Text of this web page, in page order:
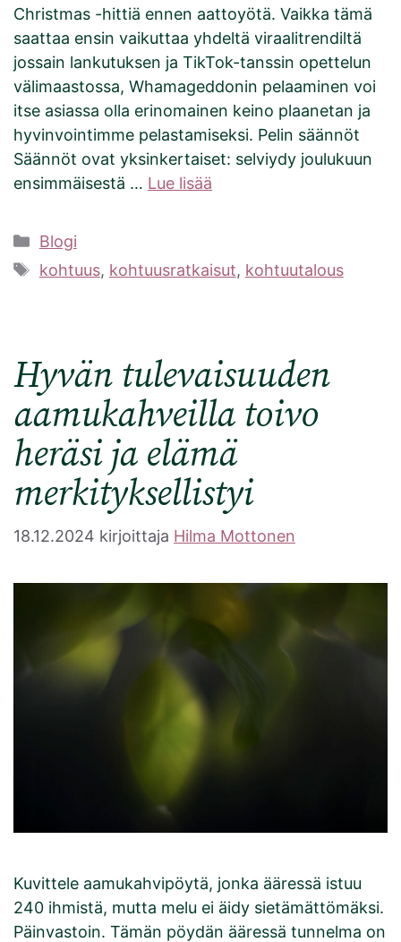
Christmas -hittiä ennen aattoyötä. Vaikka tämä
saattaa ensin vaikuttaa yhdeltä viraalitrendiltä
jossain lankutuksen ja TikTok-tanssin opettelun
välimaastossa, Whamageddonin pelaaminen voi
itse asiassa olla erinomainen keino plaanetan ja
hyvinvointimme pelastamiseksi. Pelin säännöt
Säännöt ovat yksinkertaiset: selviydy joulukuun
ensimmäisestä … Lue lisää
Kategoriat
Blogi
Avainsanat
kohtuus, kohtuusratkaisut, kohtuutalous
Hyvän tulevaisuuden
aamukahveilla toivo
heräsi ja elämä
merkityksellistyi
18.12.2024 kirjoittaja Hilma Mottonen
Kuvittele aamukahvipöytä, jonka ääressä istuu
240 ihmistä, mutta melu ei äidy sietämättömäksi.
Päinvastoin. Tämän pöydän ääressä tunnelma on